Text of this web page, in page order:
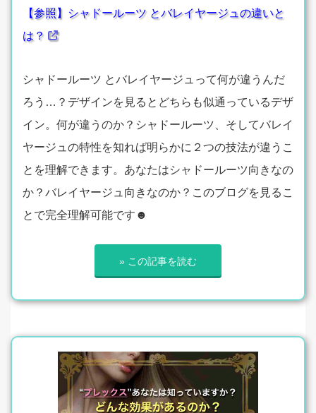
【参照】シャドールーツ とバレイヤージュの違いと
は？
シャドールーツ とバレイヤージュって何が違うんだ
ろう…？デザインを見るとどちらも似通っているデザ
イン。何が違うのか？シャドールーツ、そしてバレイ
ヤージュの特性を知れば明らかに２つの技法が違うこ
とを理解できます。あなたはシャドールーツ向きなの
か？バレイヤージュ向きなのか？このブログを見るこ
とで完全理解可能です☻
» この記事を読む